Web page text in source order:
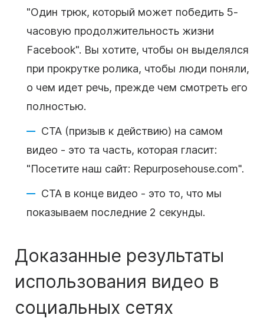
"Один трюк, который может победить 5-
часовую продолжительность жизни
Facebook". Вы хотите, чтобы он выделялся
при прокрутке ролика, чтобы люди поняли,
о чем идет речь, прежде чем смотреть его
полностью.
CTA (призыв к действию) на самом
видео - это та часть, которая гласит:
"Посетите наш сайт: Repurposehouse.com".
CTA в конце видео - это то, что мы
показываем последние 2 секунды.
Доказанные результаты
использования видео в
социальных сетях